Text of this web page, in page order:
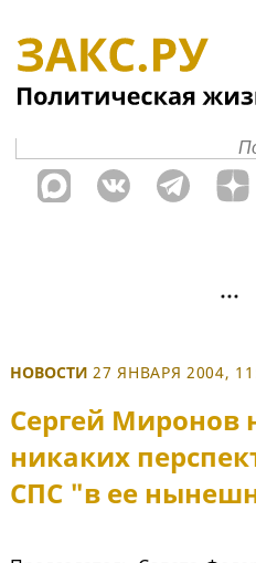
НОВОСТИ 27 ЯНВАРЯ 2004,
Сергей Миронов
никаких
СПС "в ее